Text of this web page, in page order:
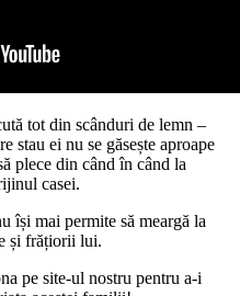
tot din scânduri de lemn –
stau ei nu se găsește aproape
plece din când în când la
casei.
își mai permite să meargă la
și frățiorii lui.
pe site-ul nostru pentru a-i